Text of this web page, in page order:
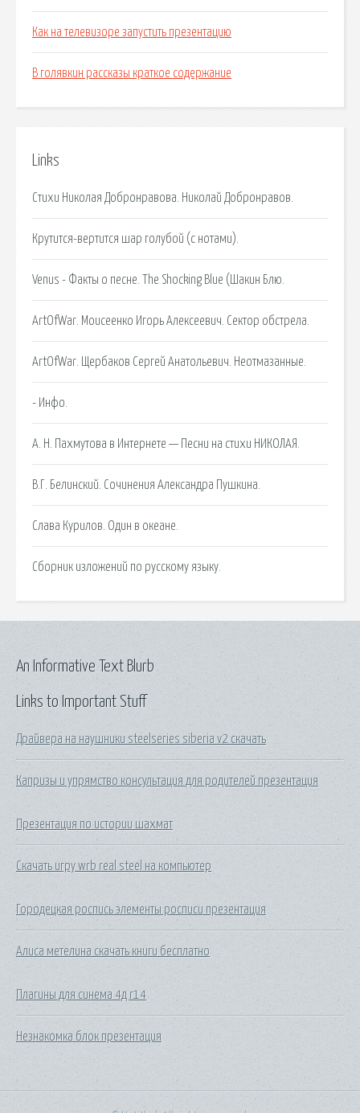
Как на телевизоре запустить презентацию
В голявкин рассказы краткое содержание
Links
Стихи Николая Добронравова. Николай Добронравов.
Крутится-вертится шар голубой (с нотами).
Venus - Факты о песне. The Shocking Blue (Шакин Блю.
ArtOfWar. Моисеенко Игорь Алексеевич. Сектор обстрела.
ArtOfWar. Щербаков Сергей Анатольевич. Неотмазанные.
- Инфо.
А. Н. Пахмутова в Интернете — Песни на стихи НИКОЛАЯ.
В.Г. Белинский. Сочинения Александра Пушкина.
Cлава Курилов. Один в океане.
Сборник изложений по русскому языку.
Links to Important Stuff
Драйвера на наушники steelseries siberia v2 скачать
Капризы и упрямство консультация для родителей презентация
Презентация по истории шахмат
Скачать игру wrb real steel на компьютер
Городецкая роспись элементы росписи презентация
Алиса метелина скачать книги бесплатно
Плагины для синема 4д r14
Незнакомка блок презентация
An Informative Text Blurb